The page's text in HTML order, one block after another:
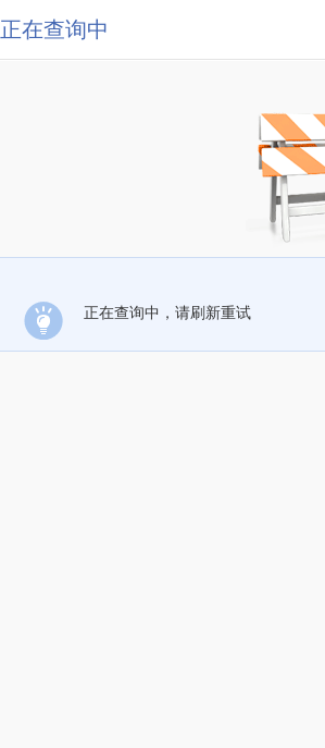
正在查询中
正在查询中，请刷新重试